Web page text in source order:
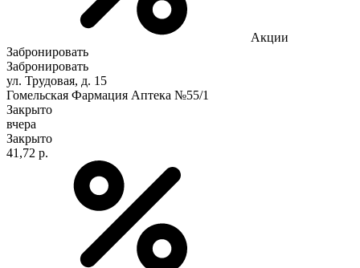
Акции
Забронировать
Забронировать
ул. Трудовая, д. 15
Гомельская Фармация Аптека №55/1
Закрыто
вчера
Закрыто
41,72 р.